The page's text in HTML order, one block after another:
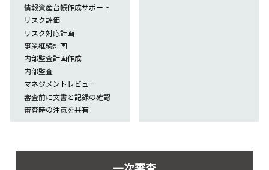
情報資産台帳作成サポート
リスク評価
リスク対応計画
事業継続計画
内部監査計画作成
内部監査
マネジメントレビュー
審査前に文書と記録の確認
審査時の注意を共有